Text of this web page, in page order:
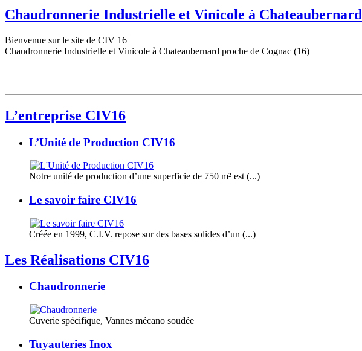
Chaudronnerie Industrielle et Vinicole à Chateaubernard
Bienvenue sur le site de CIV 16
Chaudronnerie Industrielle et Vinicole à Chateaubernard proche de Cognac (16)
L’entreprise CIV16
L’Unité de Production CIV16
Notre unité de production d’une superficie de 750 m² est (...)
Le savoir faire CIV16
Créée en 1999, C.I.V. repose sur des bases solides d’un (...)
Les Réalisations CIV16
Chaudronnerie
Cuverie spécifique, Vannes mécano soudée
Tuyauteries Inox